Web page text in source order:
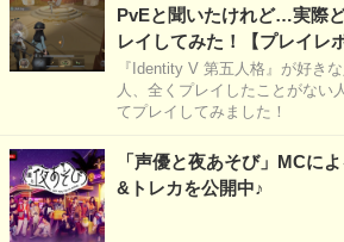
PvEと聞いたけれど…実際
レイしてみた！【プレイレポ
『Identity V 第五人格』が好き
人、全くプレイしたことがない
てプレイしてみました！
「声優と夜あそび」MCに
&トレカを公開中♪